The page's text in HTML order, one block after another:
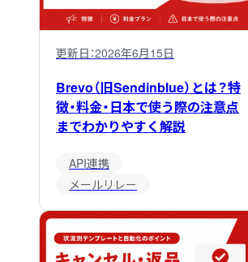
更新日：2026年6月15日
Brevo（旧Sendinblue）とは？特
徴・料金・日本で使う際の注意点
までわかりやすく解説
API連携
メールリレー